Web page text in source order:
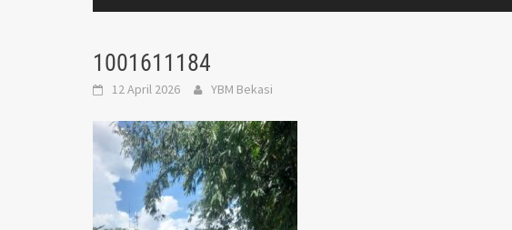
1001611184
12 April 2026 YBM Bekasi